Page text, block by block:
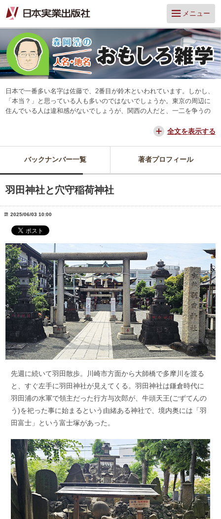
メニュー
日本で一番多い名字は佐藤で、2番目が鈴木といわれています。しかし、
「本当？」と思っている人も多いのではないでしょうか。東京の周辺に
住んでいる人は違和感がないでしょうが、関西の人だと、一二を争うの
交通が便利になって、東京からだと、離島や山中を除いてほとんどの所
思っています。
全文を表示する
バックナンバー一覧 著者プロフィール
羽田神社と穴守稲荷神社
2025/06/03 10:00
先週に続いて羽田散歩。川崎市方面から大師橋で多摩川を渡る
と、すぐ左手に羽田神社が見えてくる。羽田神社は鎌倉時代に
羽田浦の水軍で領主だった行方与次郎が、牛頭天王(ごずてんの
う)を祀った事に始まるという由緒ある神社で、境内奥には「羽
田富士」という富士塚があった。